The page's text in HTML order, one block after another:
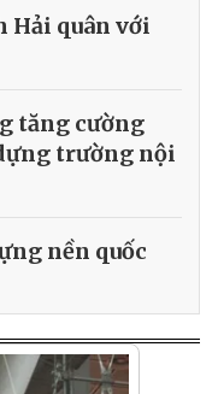
quân với
tăng cường
trường nội
nền quốc